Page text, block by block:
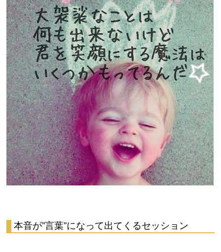
本音が”言葉”になって出てくるセッション